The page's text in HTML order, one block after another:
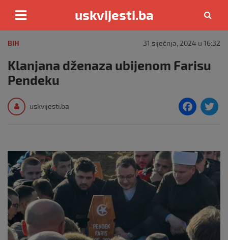
content
uskvijesti.ba
BIH 31 siječnja, 2024 u 16:32
Klanjana dženaza ubijenom Farisu
Pendeku
uskvijesti.ba
F
e
b
o
k